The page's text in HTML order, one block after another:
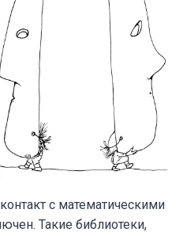
с математическими
Такие библиотеки,